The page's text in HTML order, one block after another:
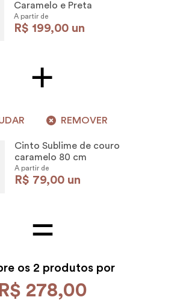
Caramelo e Preta
A partir de
R$ 199,00 un
REMOVER
Cinto Sublime de couro
caramelo 80 cm
A partir de
R$ 79,00 un
os 2 produtos por
R$ 278,00